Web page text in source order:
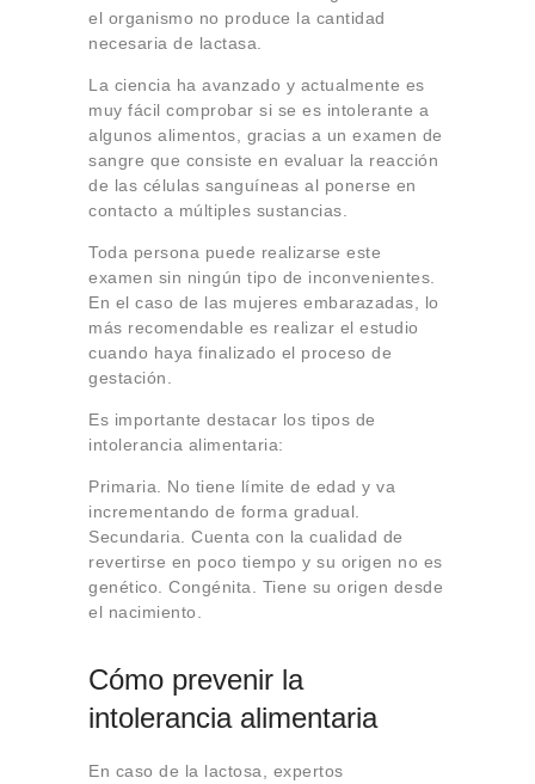
el organismo no produce la cantidad
necesaria de lactasa.
La ciencia ha avanzado y actualmente es
muy fácil comprobar si se es intolerante a
algunos alimentos, gracias a un examen de
sangre que consiste en evaluar la reacción
de las células sanguíneas al ponerse en
contacto a múltiples sustancias.
Toda persona puede realizarse este
examen sin ningún tipo de inconvenientes.
En el caso de las mujeres embarazadas, lo
más recomendable es realizar el estudio
cuando haya finalizado el proceso de
gestación.
Es importante destacar los tipos de
intolerancia alimentaria:
Primaria. No tiene límite de edad y va
incrementando de forma gradual.
Secundaria. Cuenta con la cualidad de
revertirse en poco tiempo y su origen no es
genético. Congénita. Tiene su origen desde
el nacimiento.
Cómo prevenir la
intolerancia alimentaria
En caso de la lactosa, expertos